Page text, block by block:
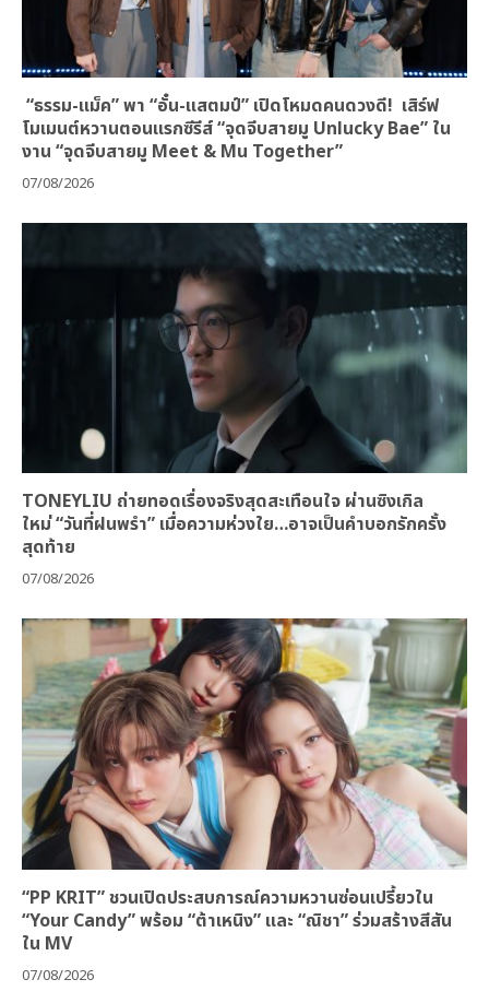
“ธรรม-แม็ค” พา “อั๋น-แสตมป์” เปิดโหมดคนดวงดี! เสิร์ฟ
โมเมนต์หวานตอนแรกซีรีส์ “จุดจีบสายมู Unlucky Bae” ใน
งาน “จุดจีบสายมู Meet & Mu Together”
07/08/2026
TONEYLIU ถ่ายทอดเรื่องจริงสุดสะเทือนใจ ผ่านซิงเกิล
ใหม่ “วันที่ฝนพรำ” เมื่อความห่วงใย…อาจเป็นคำบอกรักครั้ง
สุดท้าย
07/08/2026
“PP KRIT” ชวนเปิดประสบการณ์ความหวานซ่อนเปรี้ยวใน
“Your Candy” พร้อม “ต้าเหนิง” และ “ณิชา” ร่วมสร้างสีสัน
ใน MV
07/08/2026